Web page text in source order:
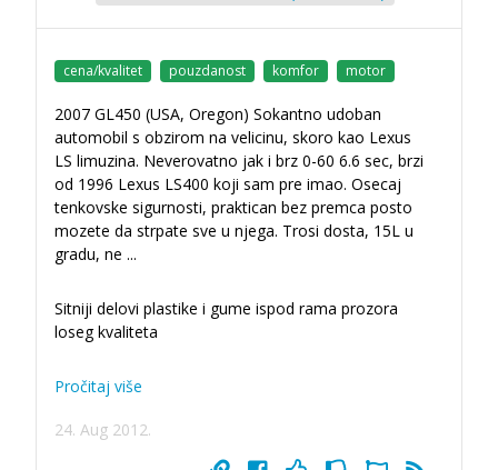
cena/kvalitet pouzdanost komfor motor
2007 GL450 (USA, Oregon) Sokantno udoban
automobil s obzirom na velicinu, skoro kao Lexus
LS limuzina. Neverovatno jak i brz 0-60 6.6 sec, brzi
od 1996 Lexus LS400 koji sam pre imao. Osecaj
tenkovske sigurnosti, praktican bez premca posto
mozete da strpate sve u njega. Trosi dosta, 15L u
gradu, ne ...
Sitniji delovi plastike i gume ispod rama prozora
loseg kvaliteta
Pročitaj više
24. Aug 2012.